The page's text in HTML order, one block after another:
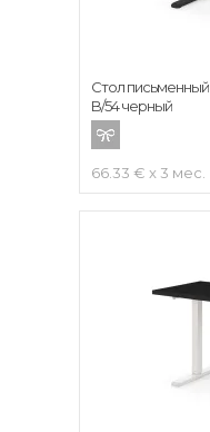
66.33 € x 3 мес.
Стол письменный
B/54 черный